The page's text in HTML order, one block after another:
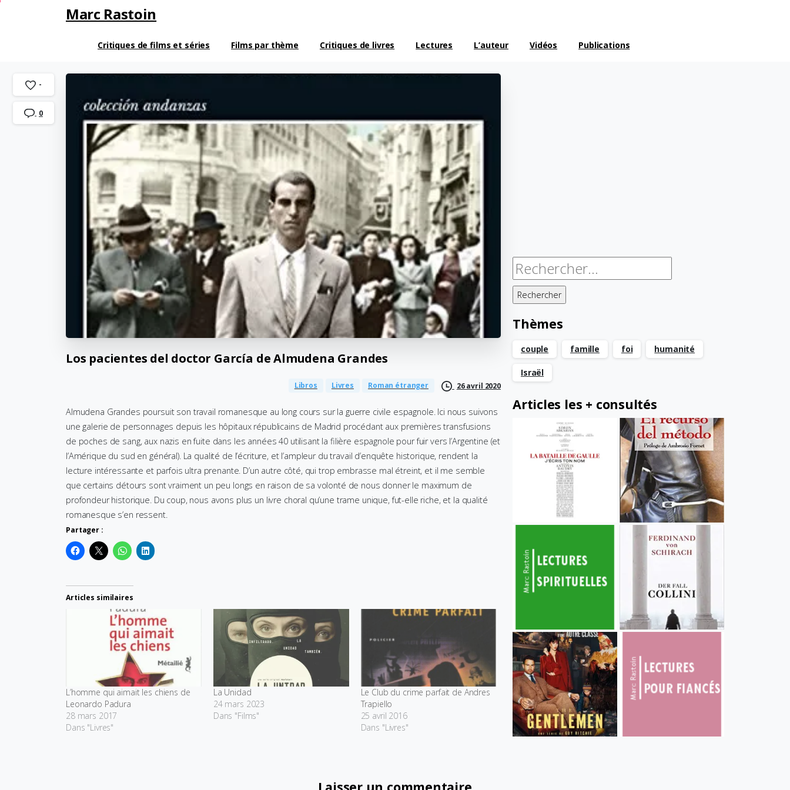
Marc Rastoin
Critiques de films et séries Films par thème Critiques de livres Lectures L’auteur Vidéos Publications
Los pacientes del doctor García deAlmudena Grandes
Libros Livres Roman étranger 26 avril 2020
Almudena Grandes poursuit son travail romanesque au long cours sur la guerre civile espagnole. Ici nous suivons
une galerie de personnages depuis les hôpitaux républicains de Madrid procédant aux premières transfusions
de poches de sang, aux nazis en fuite dans les années 40 utilisant la filière espagnole pour fuir vers l’Argentine (et
l’Amérique du sud en général). La qualité de l’écriture, et l’ampleur du travail d’enquête historique, rendent la
lecture intéressante et parfois ultra prenante. D’un autre côté, qui trop embrasse mal étreint, et il me semble
que certains détours sont vraiment un peu longs en raison de sa volonté de nous donner le maximum de
profondeur historique. Du coup, nous avons plus un livre choral qu’une trame unique, fut-elle riche, et la qualité
romanesque s’en ressent.
Partager :
Articles similaires
L’homme qui aimait les chiens de
Leonardo Padura
28 mars 2017
Dans "Livres"
La Unidad
24 mars 2023
Dans "Films"
Le Club du crime parfait de Andres
Trapiello
25 avril 2016
Dans "Livres"
-
0
Rechercher :
Thèmes
couple famille foi humanité
Israël
Articles les + consultés
Laisser un commentaire